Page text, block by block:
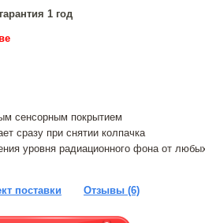
1 год
сенсорным покрытием
сразу при снятии колпачка
уровня радиационного фона от
поставки Отзывы (6)